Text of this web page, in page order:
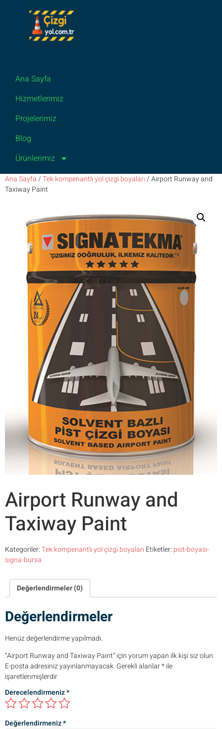
Ana Sayfa
Hizmetlerimiz
Projelerimiz
Blog
Ürünlerimiz
Ana Sayfa/Tek kompenantlı yol çizgi boyaları/ Airport Runway and
Taxiway Paint
Airport Runway and
Taxiway Paint
Kategoriler:Tek kompenantlı yol çizgi boyaları Etiketler: pist-boyası-
sıgna-bursa
Değerlendirmeler (0)
Değerlendirmeler
Henüz değerlendirme yapılmadı.
“Airport Runway and Taxiway Paint” için yorum yapan ilk kişi siz olun
E-posta adresiniz yayınlanmayacak.Gerekli alanlar*ile
işaretlenmişlerdir
Derecelendirmeniz*
Değerlendirmeniz*